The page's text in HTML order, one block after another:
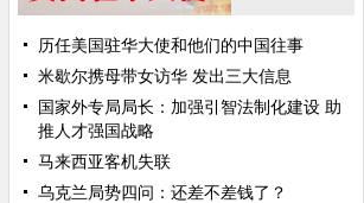
历任美国驻华大使和他们的中国往事
米歇尔携母带女访华 发出三大信息
国家外专局局长：加强引智法制化建设 助
推人才强国战略
马来西亚客机失联
乌克兰局势四问：还差不差钱了？